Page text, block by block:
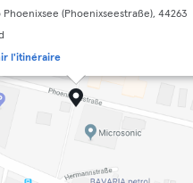
Phoenixsee (Phoenixseestraße), 44263
l'itinéraire